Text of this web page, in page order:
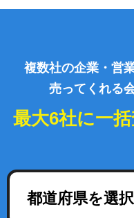
複数社の企業・営
売ってくれる
最大6社に一
都道府県を選択